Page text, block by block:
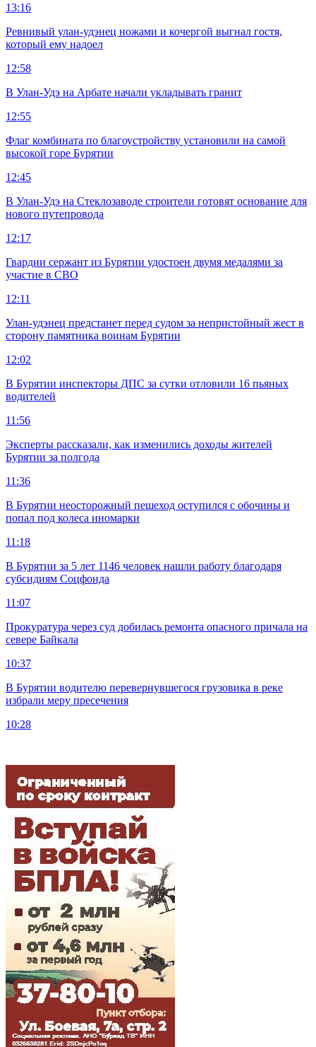
13:16
Ревнивый улан-удэнец ножами и кочергой выгнал гостя,
который ему надоел
12:58
В Улан-Удэ на Арбате начали укладывать гранит
12:55
Флаг комбината по благоустройству установили на самой
высокой горе Бурятии
12:45
В Улан-Удэ на Стеклозаводе строители готовят основание для
нового путепровода
12:17
Гвардии сержант из Бурятии удостоен двумя медалями за
участие в СВО
12:11
Улан-удэнец предстанет перед судом за непристойный жест в
сторону памятника воинам Бурятии
12:02
В Бурятии инспекторы ДПС за сутки отловили 16 пьяных
водителей
11:56
Эксперты рассказали, как изменились доходы жителей
Бурятии за полгода
11:36
В Бурятии неосторожный пешеход оступился с обочины и
попал под колеса иномарки
11:18
В Бурятии за 5 лет 1146 человек нашли работу благодаря
субсидиям Соцфонда
11:07
Прокуратура через суд добилась ремонта опасного причала на
севере Байкала
10:37
В Бурятии водителю перевернувшегося грузовика в реке
избрали меру пресечения
10:28